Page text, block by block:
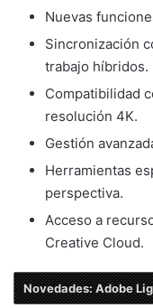
Nuevas
Sincronización
trabajo híbridos.
Compatibilidad
resolución 4K.
Gestión
Herramientas
perspectiva.
Acceso a
Creative Cloud.
Novedades: Adobe